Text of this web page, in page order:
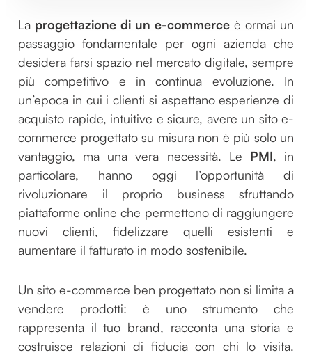
La progettazione di un e-commerce è ormai un
passaggio fondamentale per ogni azienda che
desidera farsi spazio nel mercato digitale, sempre
più competitivo e in continua evoluzione. In
un’epoca in cui i clienti si aspettano esperienze di
acquisto rapide, intuitive e sicure, avere un sito e-
commerce progettato su misura non è più solo un
vantaggio, ma una vera necessità. Le PMI, in
particolare, hanno oggi l’opportunità di
rivoluzionare il proprio business sfruttando
piattaforme online che permettono di raggiungere
nuovi clienti, fidelizzare quelli esistenti e
aumentare il fatturato in modo sostenibile.
Un sito e-commerce ben progettato non si limita a
vendere prodotti: è uno strumento che
rappresenta il tuo brand, racconta una storia e
costruisce relazioni di fiducia con chi lo visita.